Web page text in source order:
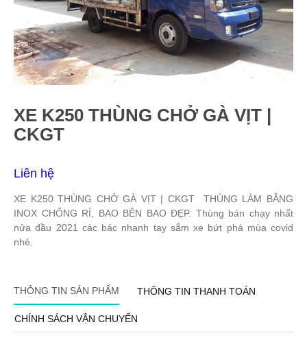
XE K250 THÙNG CHỞ GÀ VỊT |
CKGT
Liên hệ
XE K250 THÙNG CHỞ GÀ VỊT | CKGT THÙNG LÀM BẰNG
INOX CHỐNG RỈ, BAO BÊN BAO ĐẸP. Thùng bán chạy nhất
nửa đầu 2021 các bác nhanh tay sắm xe bứt phá mùa covid
nhé.
THÔNG TIN SẢN PHẨM THÔNG TIN THANH TOÁN
CHÍNH SÁCH VẬN CHUYỂN